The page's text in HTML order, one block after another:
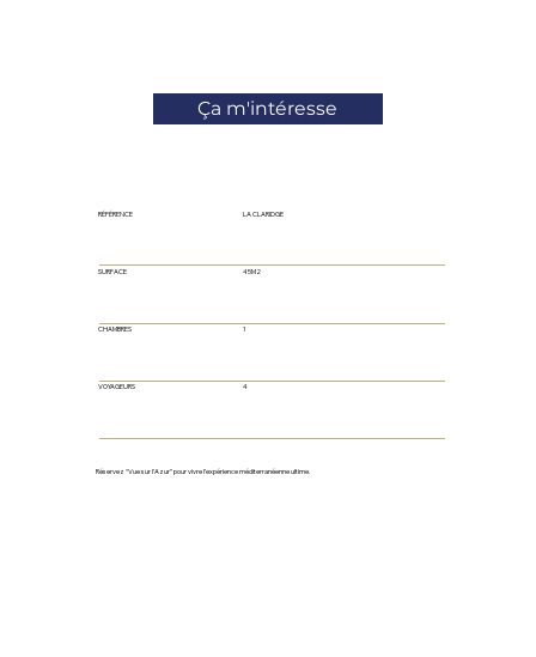
RÉFÉRENCE LA CLARIDGE
SURFACE 45M2
CHAMBRES 1
VOYAGEURS 4
Réservez “Vue sur l’Azur” pour vivre l’expérience méditerranéenne ultime.
Ça m'intéresse